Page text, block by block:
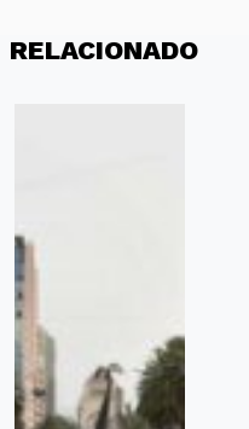
RELACIONADO